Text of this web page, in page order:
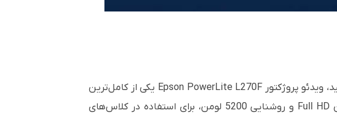
اگر به‌دنبال یک ویدئو پروژکتور حرفه‌ای با روشنایی بالا، طول عمر زیاد و کیفیت تصویر واقعی هستید، ویدئو پروژکتور Epson PowerLite L270F یکی از کامل‌ترین
گزینه‌های موجود در بازار محسوب می‌شود. این مدل با بهره‌گیری از فناوری لیزری 3LCD، رزولوشن Full HD و روشنایی 5200 لومن، برای استفاده در کلاس‌های